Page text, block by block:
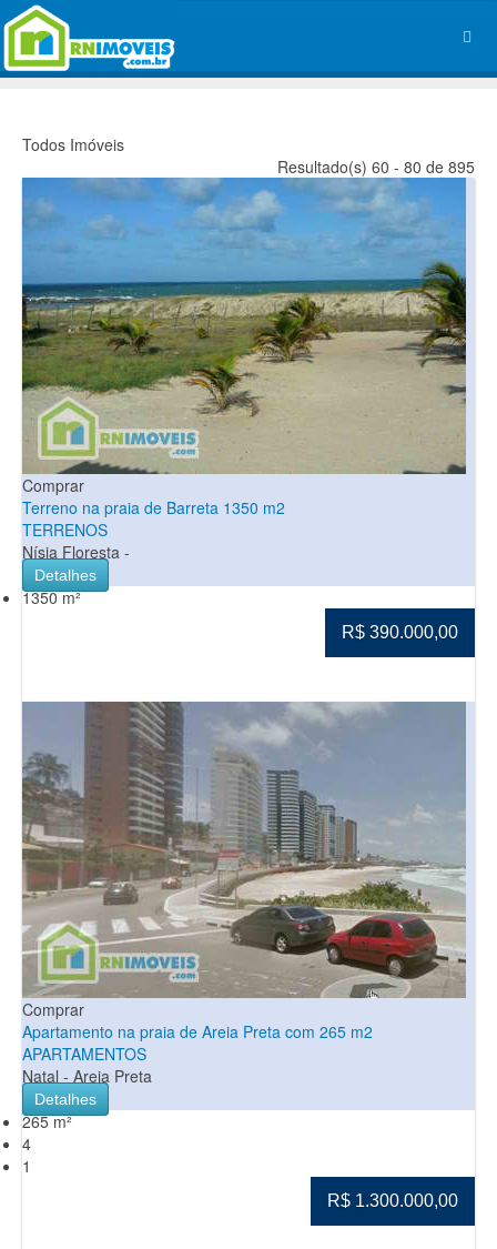
Todos Imóveis
Resultado(s) 60 - 80 de 895
Comprar
Terreno na praia de Barreta 1350 m2
TERRENOS
Nísia Floresta -
Detalhes
1350 m²
R$ 390.000,00
Comprar
Apartamento na praia de Areia Preta com 265 m2
APARTAMENTOS
Natal - Areia Preta
Detalhes
265 m²
4
1
R$ 1.300.000,00